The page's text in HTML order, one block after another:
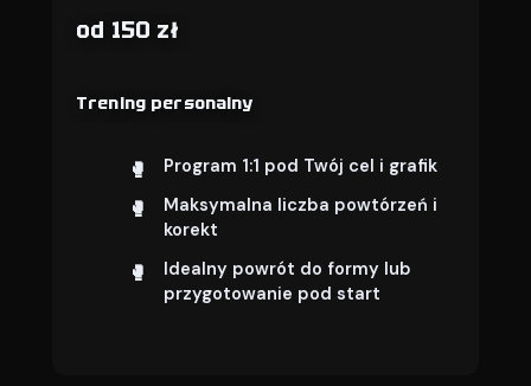
od 150 zł
Trening personalny
Program 1:1 pod Twój cel i grafik
Maksymalna liczba powtórzeń i
korekt
Idealny powrót do formy lub
przygotowanie pod start